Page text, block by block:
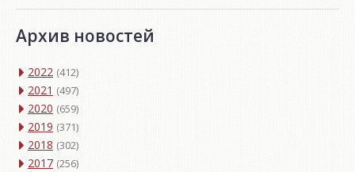
Архив новостей
2022 (412)
2021 (497)
2020 (659)
2019 (371)
2018 (302)
2017 (256)